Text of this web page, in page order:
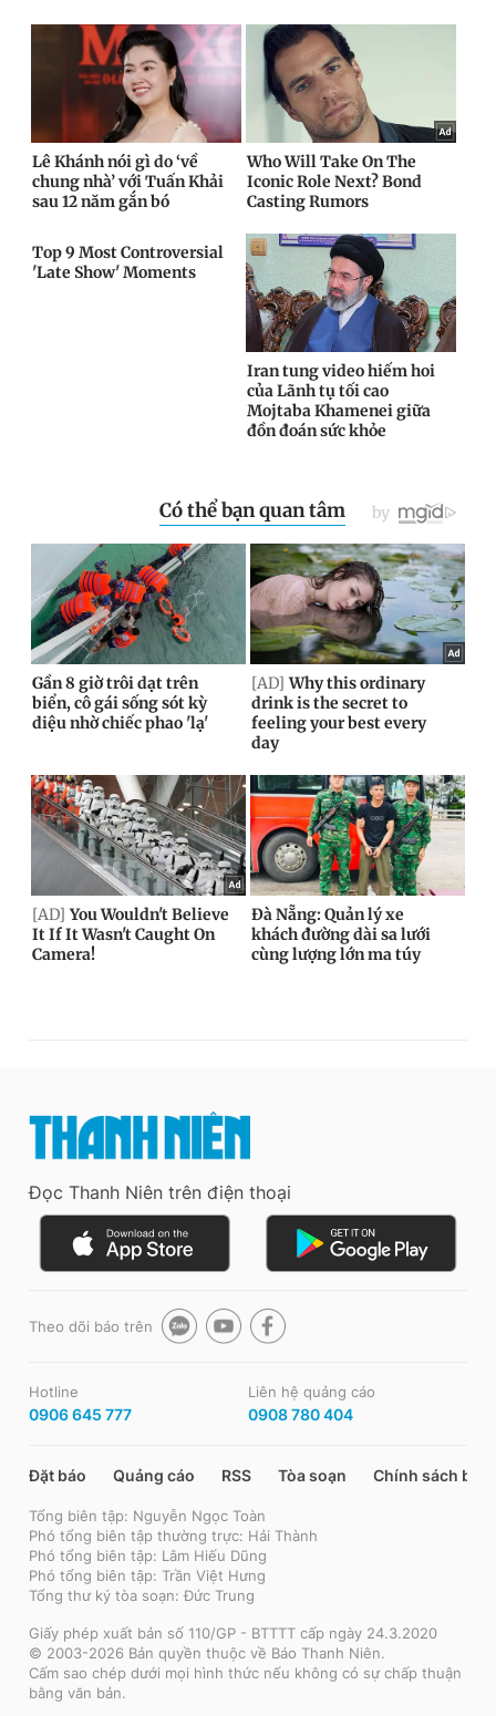
Đọc Thanh Niên trên điện thoại
Theo dõi báo trên
Hotline
0906 645 777
Liên hệ quảng cáo
0908 780 404
Đặt báo Quảng cáo RSS Tòa soạn Chính sách bảo
Tổng biên tập: Nguyễn Ngọc Toàn
Phó tổng biên tập thường trực: Hải Thành
Phó tổng biên tập: Lâm Hiếu Dũng
Phó tổng biên tập: Trần Việt Hưng
Tổng thư ký tòa soạn: Đức Trung
Giấy phép xuất bản số 110/GP - BTTTT cấp ngày 24.3.2020
© 2003-2026 Bản quyền thuộc về Báo Thanh Niên.
Cấm sao chép dưới mọi hình thức nếu không có sự chấp thuận
bằng văn bản.